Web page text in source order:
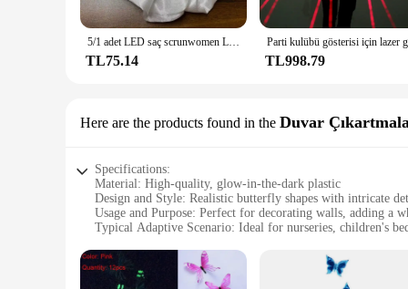
5/1 adet LED saç scrunwomen Light Up saç bantları at kuyruğu tutucu kadınlar kızlar için elastik Hairband Glow karanlık parti malzemeleri
TL75.14 TL998.79
Here are the products found in the Duvar
Specifications:
Material: High-quality, glow-in-the-dark plastic
Design and Style: Realistic butterfly shapes with intricate
Usage and Purpose: Perfect for decorating walls, adding a
Typical Adaptive Scenario: Ideal for nurseries, children's
Performance and Property: Glows brightly in the dark,
Features: